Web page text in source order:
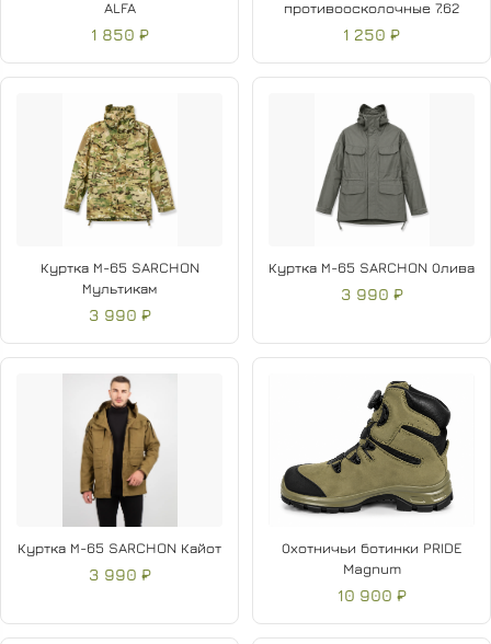
ALFA
1 850 ₽
противоосколочные 7.62
1 250 ₽
Куртка М-65 SARCHON
Мультикам
3 990 ₽
Куртка М-65 SARCHON Олива
3 990 ₽
Куртка М-65 SARCHON Кайот
3 990 ₽
Охотничьи ботинки PRIDE
Magnum
10 900 ₽